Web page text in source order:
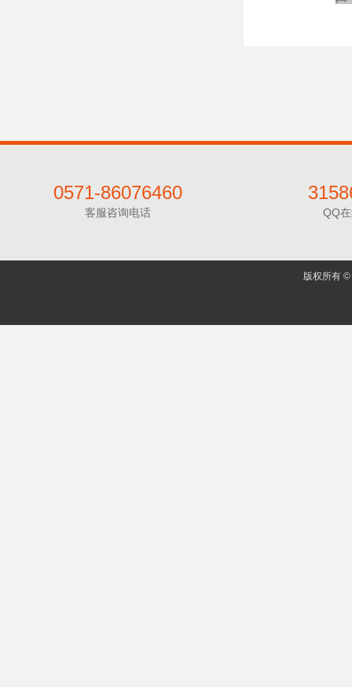
0571-86076460
客服咨询电话 QQ
版权所有